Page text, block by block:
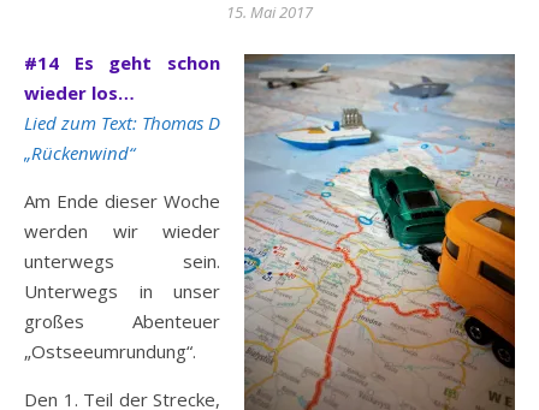
15. Mai 2017
#14 Es geht schon
wieder los…
Lied zum Text: Thomas D
„Rückenwind“
Am Ende dieser Woche
werden wir wieder
unterwegs sein.
Unterwegs in unser
großes Abenteuer
„Ostseeumrundung“.
Den 1. Teil der Strecke,